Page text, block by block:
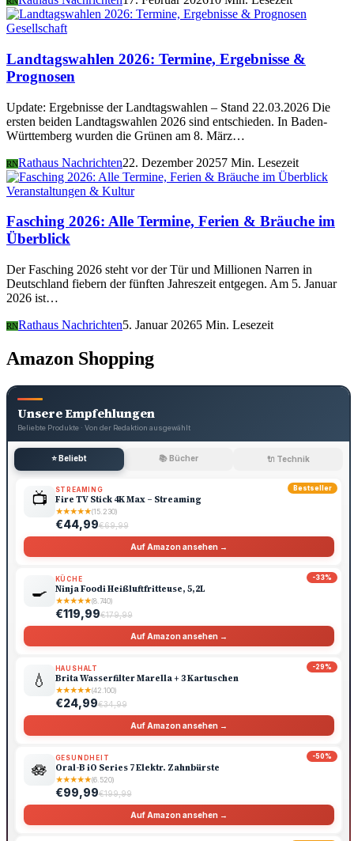
Gesellschaft
Landtagswahlen 2026: Termine, Ergebnisse &
Prognosen
Update: Ergebnisse der Landtagswahlen – Stand 22.03.2026 Die
ersten beiden Landtagswahlen 2026 sind entschieden. In Baden-
Württemberg wurden die Grünen am 8. März…
RNRathaus Nachrichten22. Dezember 20257 Min. Lesezeit
Veranstaltungen & Kultur
Fasching 2026: Alle Termine, Ferien & Bräuche im
Überblick
Der Fasching 2026 steht vor der Tür und Millionen Narren in
Deutschland fiebern der fünften Jahreszeit entgegen. Am 5. Januar
2026 ist…
RNRathaus Nachrichten5. Januar 20265 Min. Lesezeit
Amazon Shopping
Unsere Empfehlungen
Beliebte Produkte · Von der Redaktion ausgewählt
⭐ Beliebt 📚 Bücher 🔌 Technik
Bestseller
📺 STREAMING
Fire TV Stick 4K Max – Streaming
★★★★★(15.230)
€44,99€69,99
Auf Amazon ansehen →
-33%
🍳
KÜCHE
Ninja Foodi Heißluftfritteuse, 5,2L
★★★★★(8.740)
€119,99€179,99
Auf Amazon ansehen →
-29%
💧
HAUSHALT
Brita Wasserfilter Marella + 3 Kartuschen
★★★★★(42.100)
€24,99€34,99
Auf Amazon ansehen →
-50%
🪷
GESUNDHEIT
Oral-B iO Series 7 Elektr. Zahnbürste
★★★★★(6.520)
€99,99€199,99
Auf Amazon ansehen →